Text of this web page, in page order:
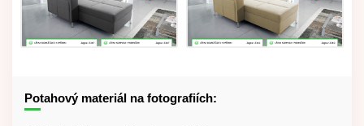
Potahový materiál na fotografiích: